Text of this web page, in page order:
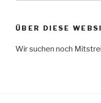
ÜBER DIESE
Wir suchen noch